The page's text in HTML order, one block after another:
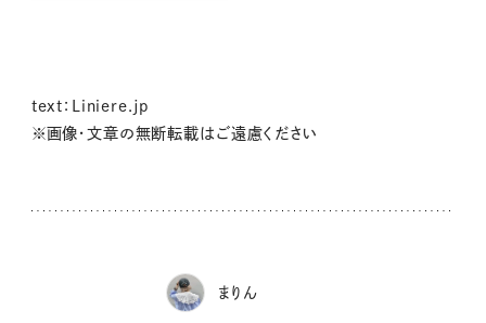
text：Liniere.jp
※画像・文章の無断転載はご遠慮ください
まりん